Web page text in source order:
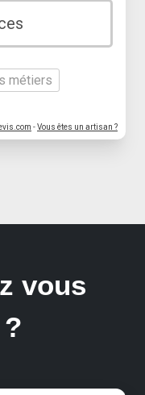
métiers
-Vous êtes un artisan ?
vous